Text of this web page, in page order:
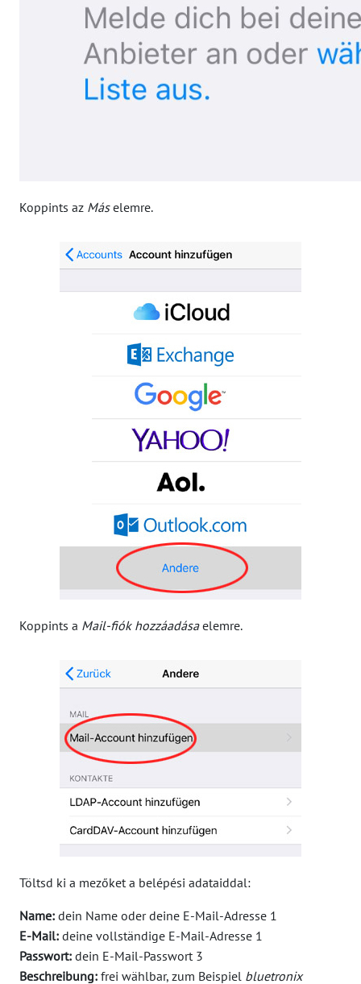
Koppints az Máselemre.
Koppints a Mail-fiók hozzáadásaelemre.
Töltsd ki a mezőket a belépési adataiddal:
Name: dein Name oder deine E-Mail-Adresse 1
E-Mail: deine vollständige E-Mail-Adresse 1
Passwort: dein E-Mail-Passwort 3
Beschreibung: frei wählbar, zum Beispiel bluetronix